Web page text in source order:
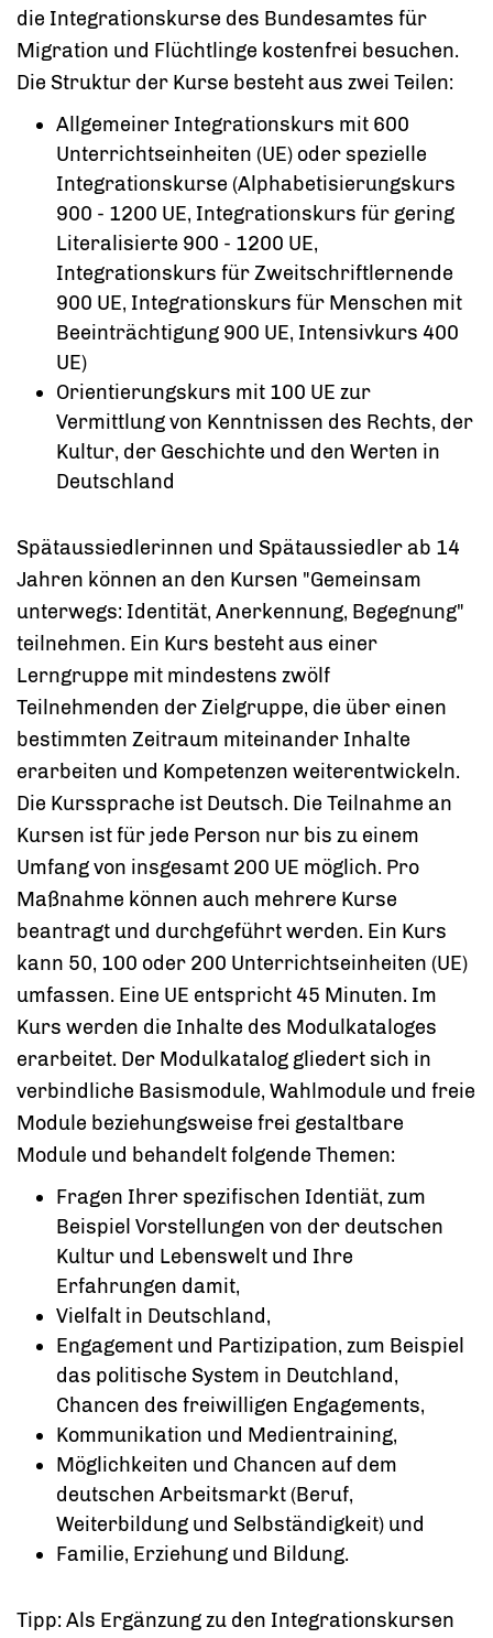
die Integrationskurse des Bundesamtes für
Migration und Flüchtlinge kostenfrei besuchen.
Die Struktur der Kurse besteht aus zwei Teilen:
Allgemeiner Integrationskurs mit 600
Unterrichtseinheiten (UE) oder spezielle
Integrationskurse (Alphabetisierungskurs
900 - 1200 UE, Integrationskurs für gering
Literalisierte 900 - 1200 UE,
Integrationskurs für Zweitschriftlernende
900 UE, Integrationskurs für Menschen mit
Beeinträchtigung 900 UE, Intensivkurs 400
UE)
Orientierungskurs mit 100 UE zur
Vermittlung von Kenntnissen des Rechts, der
Kultur, der Geschichte und den Werten in
Deutschland
Spätaussiedlerinnen und Spätaussiedler ab 14
Jahren können an den Kursen "Gemeinsam
unterwegs: Identität, Anerkennung, Begegnung"
teilnehmen. Ein Kurs besteht aus einer
Lerngruppe mit mindestens zwölf
Teilnehmenden der Zielgruppe, die über einen
bestimmten Zeitraum miteinander Inhalte
erarbeiten und Kompetenzen weiterentwickeln.
Die Kurssprache ist Deutsch. Die Teilnahme an
Kursen ist für jede Person nur bis zu einem
Umfang von insgesamt 200 UE möglich. Pro
Maßnahme können auch mehrere Kurse
beantragt und durchgeführt werden. Ein Kurs
kann 50, 100 oder 200 Unterrichtseinheiten (UE)
umfassen. Eine UE entspricht 45 Minuten. Im
Kurs werden die Inhalte des Modulkataloges
erarbeitet. Der Modulkatalog gliedert sich in
verbindliche Basismodule, Wahlmodule und freie
Module beziehungsweise frei gestaltbare
Module und behandelt folgende Themen:
Fragen Ihrer spezifischen Identiät, zum
Beispiel Vorstellungen von der deutschen
Kultur und Lebenswelt und Ihre
Erfahrungen damit,
Vielfalt in Deutschland,
Engagement und Partizipation, zum Beispiel
das politische System in Deutchland,
Chancen des freiwilligen Engagements,
Kommunikation und Medientraining,
Möglichkeiten und Chancen auf dem
deutschen Arbeitsmarkt (Beruf,
Weiterbildung und Selbständigkeit) und
Familie, Erziehung und Bildung.
Tipp: Als Ergänzung zu den Integrationskursen